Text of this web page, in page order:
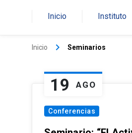
Inicio Instituto
Inicio keyboard_arrow_right Seminarios
19 AGO
Conferencias